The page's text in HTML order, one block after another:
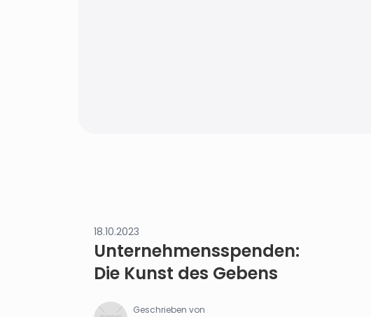
18.10.2023
Unternehmensspenden:
Die Kunst des Gebens
Geschrieben von